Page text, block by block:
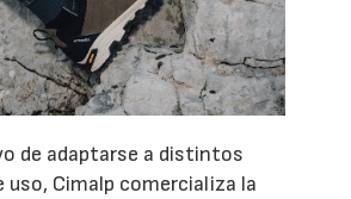
de adaptarse a distintos
uso, Cimalp comercializa la